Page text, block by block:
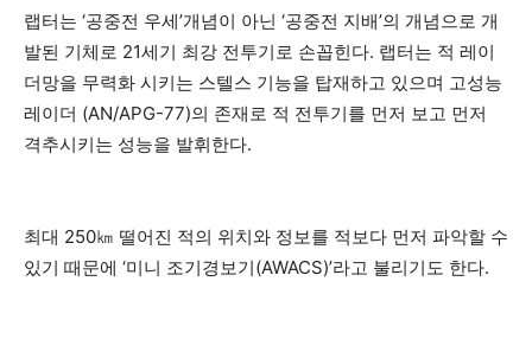
랩터는 ‘공중전 우세’개념이 아닌 ‘공중전 지배’의 개념으로 개
발된 기체로 21세기 최강 전투기로 손꼽힌다. 랩터는 적 레이
더망을 무력화 시키는 스텔스 기능을 탑재하고 있으며 고성능
레이더 (AN/APG-77)의 존재로 적 전투기를 먼저 보고 먼저
격추시키는 성능을 발휘한다.
최대 250㎞ 떨어진 적의 위치와 정보를 적보다 먼저 파악할 수
있기 때문에 ‘미니 조기경보기(AWACS)’라고 불리기도 한다.